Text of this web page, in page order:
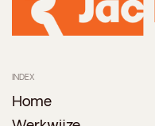
INDEX
Home